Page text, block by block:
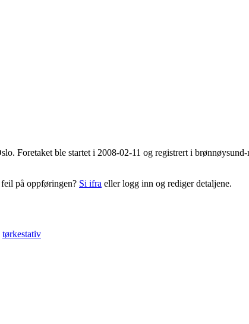
. Foretaket ble startet i 2008-02-11 og registrert i
på oppføringen? Si ifra eller logg inn og rediger detaljene.
tørkestativ